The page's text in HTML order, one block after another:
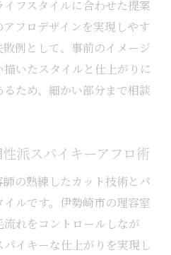
フスタイルに合わせた提案
フロデザインを実現しやす
例として、事前のイメージ
いたスタイルと仕上がりに
ため、細かい部分まで相談
派スパイキーアフロ術
の熟練したカット技術とパ
ルです。伊勢崎市の理容室
れをコントロールしなが
イキーな仕上がりを実現し